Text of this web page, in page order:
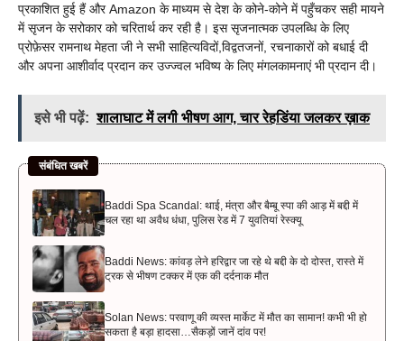
प्रकाशित हुई हैं और Amazon के माध्यम से देश के कोने-कोने में पहुँचकर सही मायने
में सृजन के सरोकार को चरितार्थ कर रही है। इस सृजनात्मक उपलब्धि के लिए
प्रोफ़ेसर रामनाथ मेहता जी ने सभी साहित्यविदों,विद्वतजनों, रचनाकारों को बधाई दी
और अपना आशीर्वाद प्रदान कर उज्ज्वल भविष्य के लिए मंगलकामनाएं भी प्रदान दी।
इसे भी पढ़ें: शालाघाट में लगी भीषण आग, चार रेहडिंया जलकर ख़ाक
संबंधित खबरें
Baddi Spa Scandal: थाई, मंत्रा और बैम्बू स्पा की आड़ में बद्दी में
चल रहा था अवैध धंधा, पुलिस रेड में 7 युवतियां रेस्क्यू
Baddi News: कांवड़ लेने हरिद्वार जा रहे थे बद्दी के दो दोस्त, रास्ते में
ट्रक से भीषण टक्कर में एक की दर्दनाक मौत
Solan News: परवाणू की व्यस्त मार्केट में मौत का सामान! कभी भी हो
सकता है बड़ा हादसा…सैकड़ों जानें दांव पर!